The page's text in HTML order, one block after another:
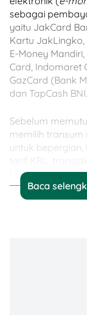
sebagai
yaitu JakCard
Kartu JakLingko,
E-Money Mandiri,
Card, Indomaret
GazCard (Bank
dan TapCash BNI.
Sebelum
memilih transum
untuk bepergian,
LRT, dan
2025 yang perlu
Kira-kira mana
Baca